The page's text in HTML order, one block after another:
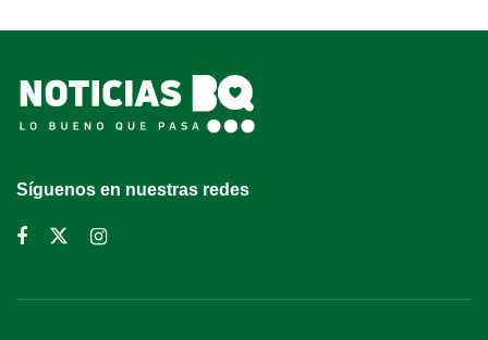
Síguenos en nuestras redes